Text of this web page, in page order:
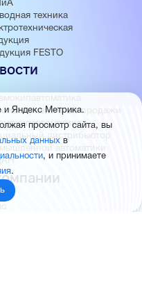
техника
FESTO
розничные продажи
–
дистрибьютор
автоматики
и Яндекс Метрика.
просмотр сайта, вы
данных в
, и принимаете
.